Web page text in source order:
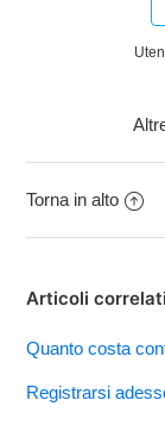
Torna in alto
Articoli correlati
Quanto costa
Registrarsi